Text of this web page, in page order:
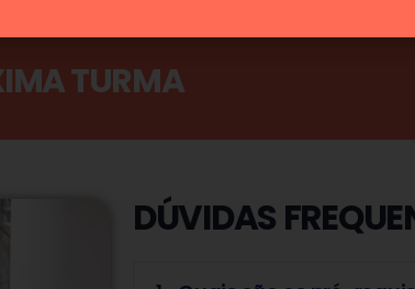
TURMA
DÚVIDAS